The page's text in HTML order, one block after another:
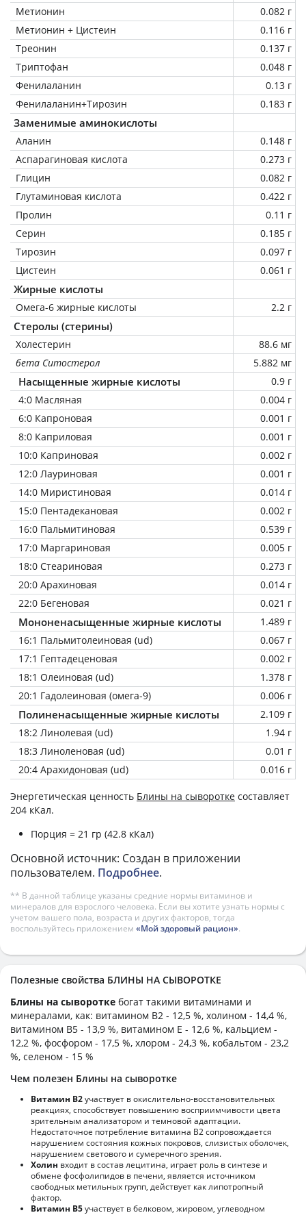
Метионин
0.082 г
Метионин + Цистеин
0.116 г
Треонин
0.137 г
Триптофан
0.048 г
Фенилаланин
0.13 г
Фенилаланин+Тирозин
0.183 г
Заменимые аминокислоты
Аланин
0.148 г
Аспарагиновая кислота
0.273 г
Глицин
0.082 г
Глутаминовая кислота
0.422 г
Пролин
0.11 г
Серин
0.185 г
Тирозин
0.097 г
Цистеин
0.061 г
Жирные кислоты
Омега-6 жирные кислоты 2.2 г
Стеролы (стерины)
Холестерин
88.6 мг
бета Ситостерол
5.882 мг
Насыщенные жирные кислоты
0.9 г
4:0 Масляная
0.004 г
6:0 Капроновая
0.001 г
8:0 Каприловая
0.001 г
10:0 Каприновая
0.002 г
12:0 Лауриновая
0.001 г
14:0 Миристиновая
0.014 г
15:0 Пентадекановая
0.002 г
16:0 Пальмитиновая
0.539 г
17:0 Маргариновая
0.005 г
18:0 Стеариновая
0.273 г
20:0 Арахиновая
0.014 г
22:0 Бегеновая
0.021 г
Мононенасыщенные жирные кислоты
1.489 г
16:1 Пальмитолеиновая (ud)
0.067 г
17:1 Гептадеценовая
0.002 г
18:1 Олеиновая (ud)
1.378 г
20:1 Гадолеиновая (омега-9)
0.006 г
Полиненасыщенные жирные кислоты
2.109 г
18:2 Линолевая (ud)
1.94 г
18:3 Линоленовая (ud)
0.01 г
20:4 Арахидоновая (ud)
0.016 г
Энергетическая ценность Блины на сыворотке составляет
204 кКал.
Порция = 21 гр (42.8 кКал)
Основной источник: Создан в приложении
пользователем. Подробнее.
** В данной таблице указаны средние нормы витаминов и
минералов для взрослого человека. Если вы хотите узнать нормы с
учетом вашего пола, возраста и других факторов, тогда
воспользуйтесь приложением «Мой здоровый рацион».
Полезные свойства БЛИНЫ НА СЫВОРОТКЕ
Блины на сыворотке богат такими витаминами и
минералами, как: витамином B2 - 12,5 %, холином - 14,4 %,
витамином B5 - 13,9 %, витамином E - 12,6 %, кальцием -
12,2 %, фосфором - 17,5 %, хлором - 24,3 %, кобальтом - 23,2
%, селеном - 15 %
Чем полезен Блины на сыворотке
Витамин В2участвует в окислительно-восстановительных
реакциях, способствует повышению восприимчивости цвета
зрительным анализатором и темновой адаптации.
Недостаточное потребление витамина В2 сопровождается
нарушением состояния кожных покровов, слизистых оболочек,
нарушением светового и сумеречного зрения.
Холин входит в состав лецитина, играет роль в синтезе и
обмене фосфолипидов в печени, является источником
свободных метильных групп, действует как липотропный
фактор.
Витамин В5участвует в белковом, жировом, углеводном